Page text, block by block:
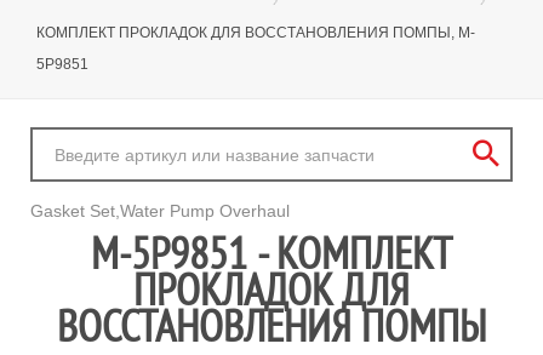
КОМПЛЕКТ ПРОКЛАДОК ДЛЯ ВОССТАНОВЛЕНИЯ ПОМПЫ, M-
5P9851
Gasket Set,Water Pump Overhaul
M-5P9851 - КОМПЛЕКТ
ПРОКЛАДОК ДЛЯ
ВОССТАНОВЛЕНИЯ ПОМПЫ